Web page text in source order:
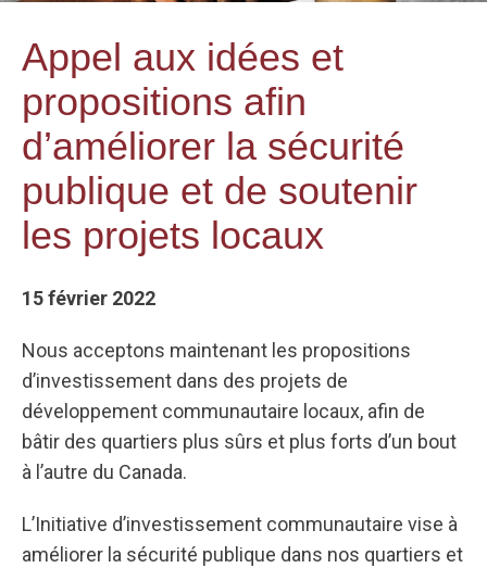
Appel aux idées et
propositions afin
d’améliorer la sécurité
publique et de soutenir
les projets locaux
15 février 2022
Nous acceptons maintenant les propositions
d’investissement dans des projets de
développement communautaire locaux, afin de
bâtir des quartiers plus sûrs et plus forts d’un bout
à l’autre du Canada.
L’Initiative d’investissement communautaire vise à
améliorer la sécurité publique dans nos quartiers et